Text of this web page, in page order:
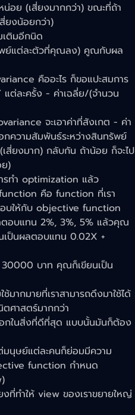
อย (เสี่ยงมากกว่า) ขณะที่ถ้า
ยงน้อยกว่า)
เติมอีกนิด
พย์แต่ละตัวที่คุณลง) คูณกับผล
คืออะไร ก็ขอแปะสมการ
แต่ละครั้ง - ค่าเฉลี่ย/(จำนวน
จะเอาค่าที่สังเกต - ค่า
กความสัมพันธ์ระหว่างสินทรัพย์
สี่ยงมาก) กลับกัน ถ้าน้อย ก็จะไป
)
รทำ optimization แล้ว
คือ function ที่เรา
บให้กับ objective function
อบแทน 2%, 3%, 5% แล้วคุณ
ป็นผลตอบแทน 0.02X +
30000 บาท คุณก็เขียนเป็น
ากมายที่เราสามารถดึงมาใช้ได้
ศาสตร์มากกว่า
อกในสิ่งที่ดีที่สุด แบบนั้นมันก็ต้อง
มนุษย์แต่ละคนก็ย่อมมีความ
function กำหนด
ที่ทำให้ view ของเราขยายใหญ่